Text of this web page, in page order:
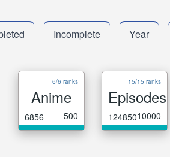
Incomplete Year
6/6 ranks
Anime
6856 500
15/15 ranks
Episodes
12485010000